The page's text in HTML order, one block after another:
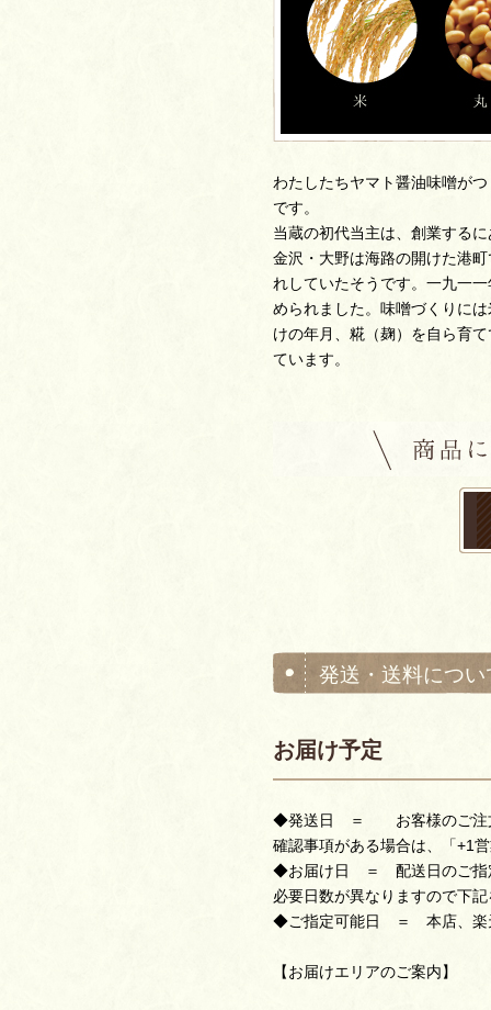
わたしたちヤマト醤油味噌が
です。
当蔵の初代当主は、創業する
金沢・大野は海路の開けた港
れしていたそうです。一九一
められました。味噌づくりに
けの年月、糀（麹）を自ら育
ています。
発送・送料につい
お届け予定
◆発送日 ＝ お客様のご注文
確認事項がある場合は、「+1
◆お届け日 ＝ 配送日のご指
必要日数が異なりますので下
◆ご指定可能日 ＝ 本店、楽天
【お届けエリアのご案内】